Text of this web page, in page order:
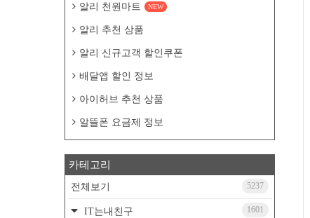
알리 천원마트 NEW
알리 추천 상품
알리 신규고객 할인쿠폰
배달앱 할인 정보
아이허브 추천 상품
알뜰폰 요금제 정보
카테고리
전체보기 5237
IT는내친구 1601